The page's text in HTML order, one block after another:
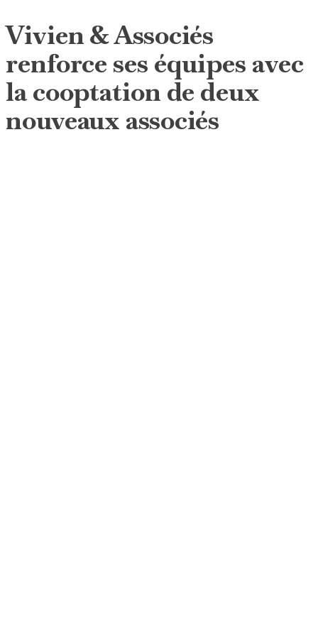
Vivien & Associés
renforce ses équipes avec
la cooptation de deux
nouveaux associés